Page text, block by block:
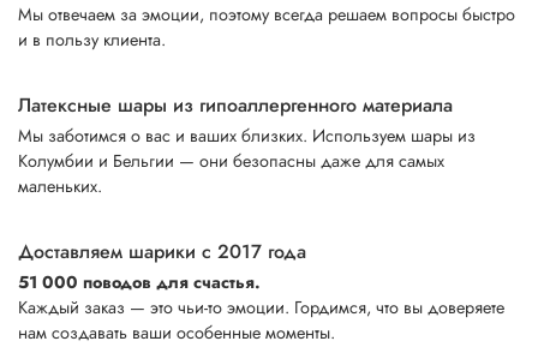
Мы отвечаем за эмоции, поэтому всегда решаем вопросы быстро
и в пользу клиента.
Латексные шары из гипоаллергенного материала
Мы заботимся о вас и ваших близких. Используем шары из
Колумбии и Бельгии — они безопасны даже для самых
маленьких.
Доставляем шарики с 2017 года
51 000 поводов для счастья.
Каждый заказ — это чьи-то эмоции. Гордимся, что вы доверяете
нам создавать ваши особенные моменты.